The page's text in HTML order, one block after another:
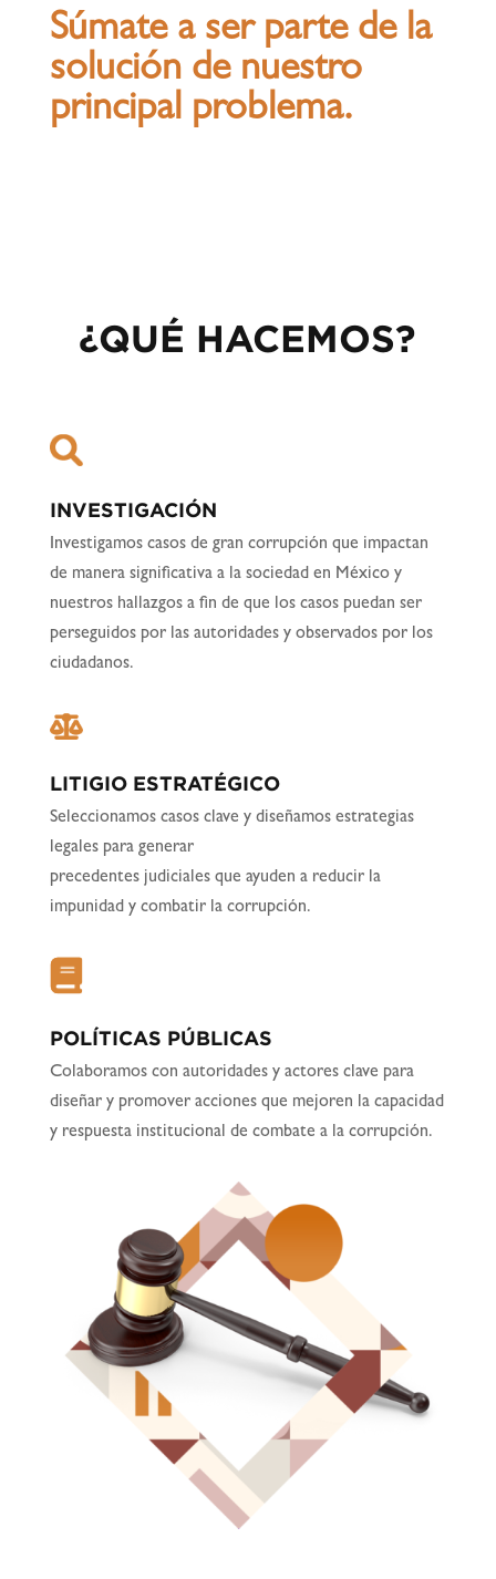
Súmate a ser parte de la
solución de nuestro
principal problema.
¿QUÉ HACEMOS?
INVESTIGACIÓN
Investigamos casos de gran corrupción que impactan
de manera significativa a la sociedad en México y
nuestros hallazgos a fin de que los casos puedan ser
perseguidos por las autoridades y observados por los
ciudadanos.
LITIGIO ESTRATÉGICO
Seleccionamos casos clave y diseñamos estrategias
legales para generar
precedentes judiciales que ayuden a reducir la
impunidad y combatir la corrupción.
POLÍTICAS PÚBLICAS
Colaboramos con autoridades y actores clave para
diseñar y promover acciones que mejoren la capacidad
y respuesta institucional de combate a la corrupción.